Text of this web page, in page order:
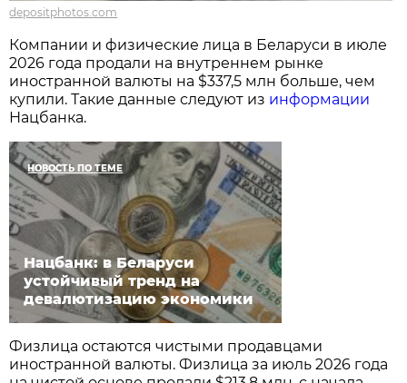
depositphotos.com
Компании и физические лица в Беларуси в июле
2026 года продали на внутреннем рынке
иностранной валюты на $337,5 млн больше, чем
купили. Такие данные следуют из информации
Нацбанка.
НОВОСТЬ ПО ТЕМЕ
Нацбанк: в Беларуси
устойчивый тренд на
девалютизацию экономики
Физлица остаются чистыми продавцами
иностранной валюты. Физлица за июль 2026 года